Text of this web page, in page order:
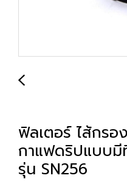
ฟิลเตอร์ ไส้กรอ
กาแฟดริปแบบมี
รุ่น SN256